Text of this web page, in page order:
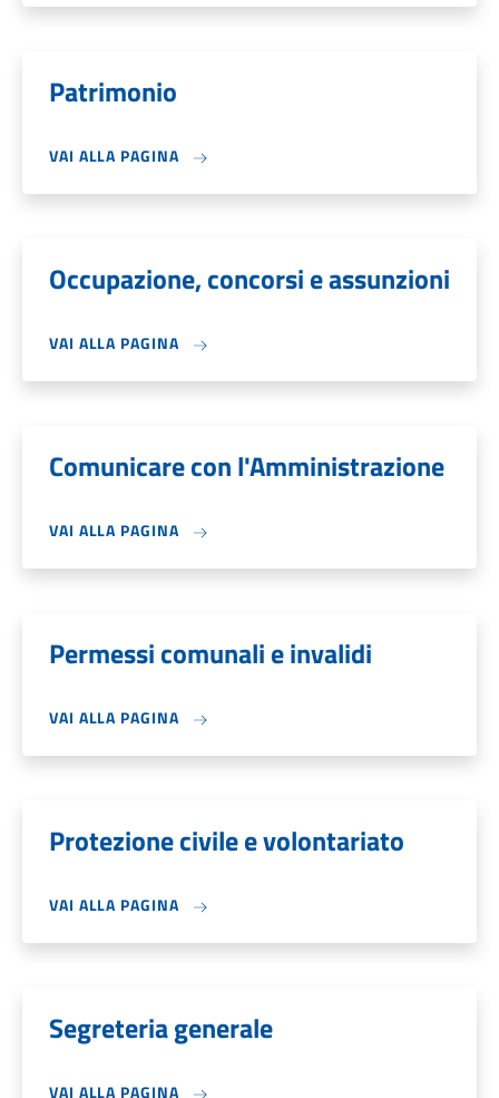
Patrimonio
VAI ALLA PAGINA
Occupazione, concorsi e assunzioni
VAI ALLA PAGINA
Comunicare con l'Amministrazione
VAI ALLA PAGINA
Permessi comunali e invalidi
VAI ALLA PAGINA
Protezione civile e volontariato
VAI ALLA PAGINA
Segreteria generale
VAI ALLA PAGINA